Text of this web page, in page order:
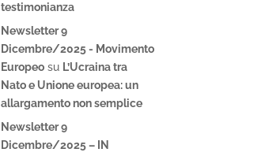
testimonianza
Newsletter 9
Dicembre/2025 - Movimento
Europeo su L’Ucraina tra
Nato e Unione europea: un
allargamento non semplice
Newsletter 9
Dicembre/2025 – IN